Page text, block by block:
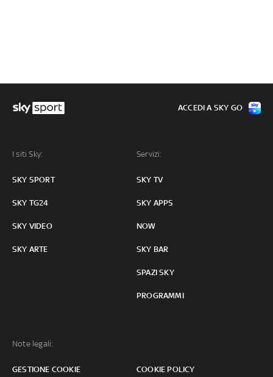
I siti Sky:
SKY SPORT
SKY TG24
SKY VIDEO
SKY ARTE
Servizi:
SKY TV
SKY APPS
NOW
SKY BAR
SPAZI SKY
PROGRAMMI
Note legali:
GESTIONE COOKIE COOKIE POLICY
ACCEDI A SKY GO